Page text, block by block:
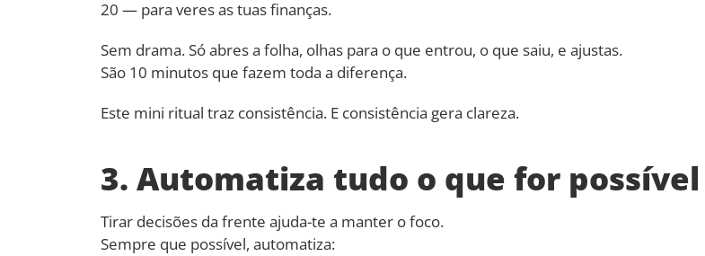
20 — para veres as tuas finanças.
Sem drama. Só abres a folha, olhas para o que entrou, o que saiu, e ajustas.
São 10 minutos que fazem toda a diferença.
Este mini ritual traz consistência. E consistência gera clareza.
3. Automatiza tudo o que for possível
Tirar decisões da frente ajuda-te a manter o foco.
Sempre que possível, automatiza: